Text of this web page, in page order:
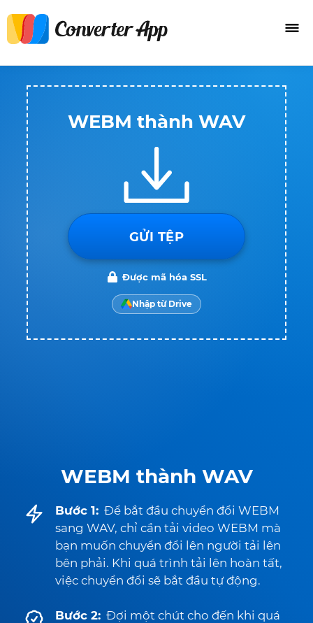
WEBM thành WAV
Bước 1: Để bắt đầu chuyển đổi WEBM
sang WAV, chỉ cần tải video WEBM mà
bạn muốn chuyển đổi lên người tải lên
bên phải. Khi quá trình tải lên hoàn tất,
việc chuyển đổi sẽ bắt đầu tự động.
Bước 2: Đợi một chút cho đến khi quá
WEBM thành WAV
GỬI TỆP
Được mã hóa SSL
Nhập từ Drive